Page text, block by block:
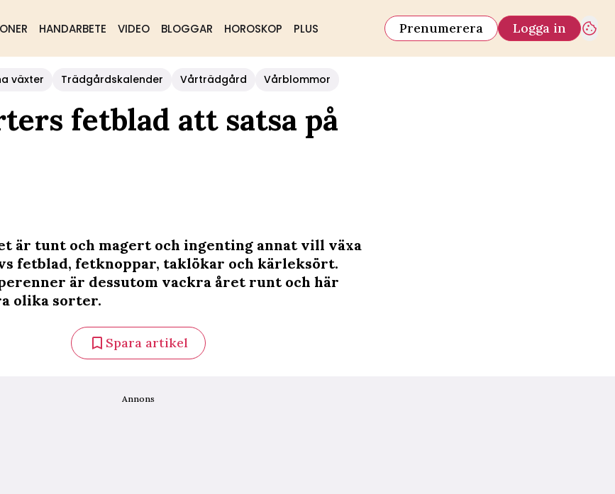
HANDARBETE VIDEO BLOGGAR HOROSKOP PLUS Prenumerera Logga in
växter Trädgårdskalender Vårträdgård Vårblommor
fetblad att satsa på
är tunt och magert och ingenting annat vill växa
fetblad, fetknoppar, taklökar och kärleksört.
är dessutom vackra året runt och här
olika sorter.
Spara artikel
Annons